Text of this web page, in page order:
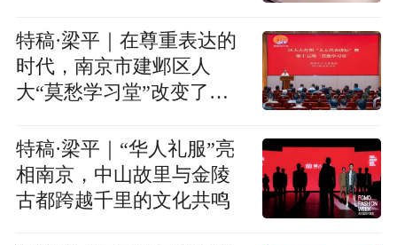
特稿·梁平｜在尊重表达的
时代，南京市建邺区人
大“莫愁学习堂”改变了什
特稿·梁平｜“华人礼服”亮
相南京，中山故里与金陵
古都跨越千里的文化共鸣